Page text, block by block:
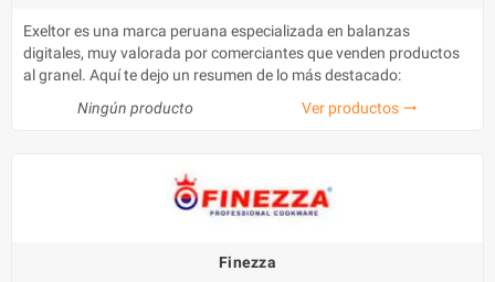
Exeltor es una marca peruana especializada en balanzas
digitales, muy valorada por comerciantes que venden productos
al granel. Aquí te dejo un resumen de lo más destacado:
Ningún producto
Ver productos trending_flat
Finezza